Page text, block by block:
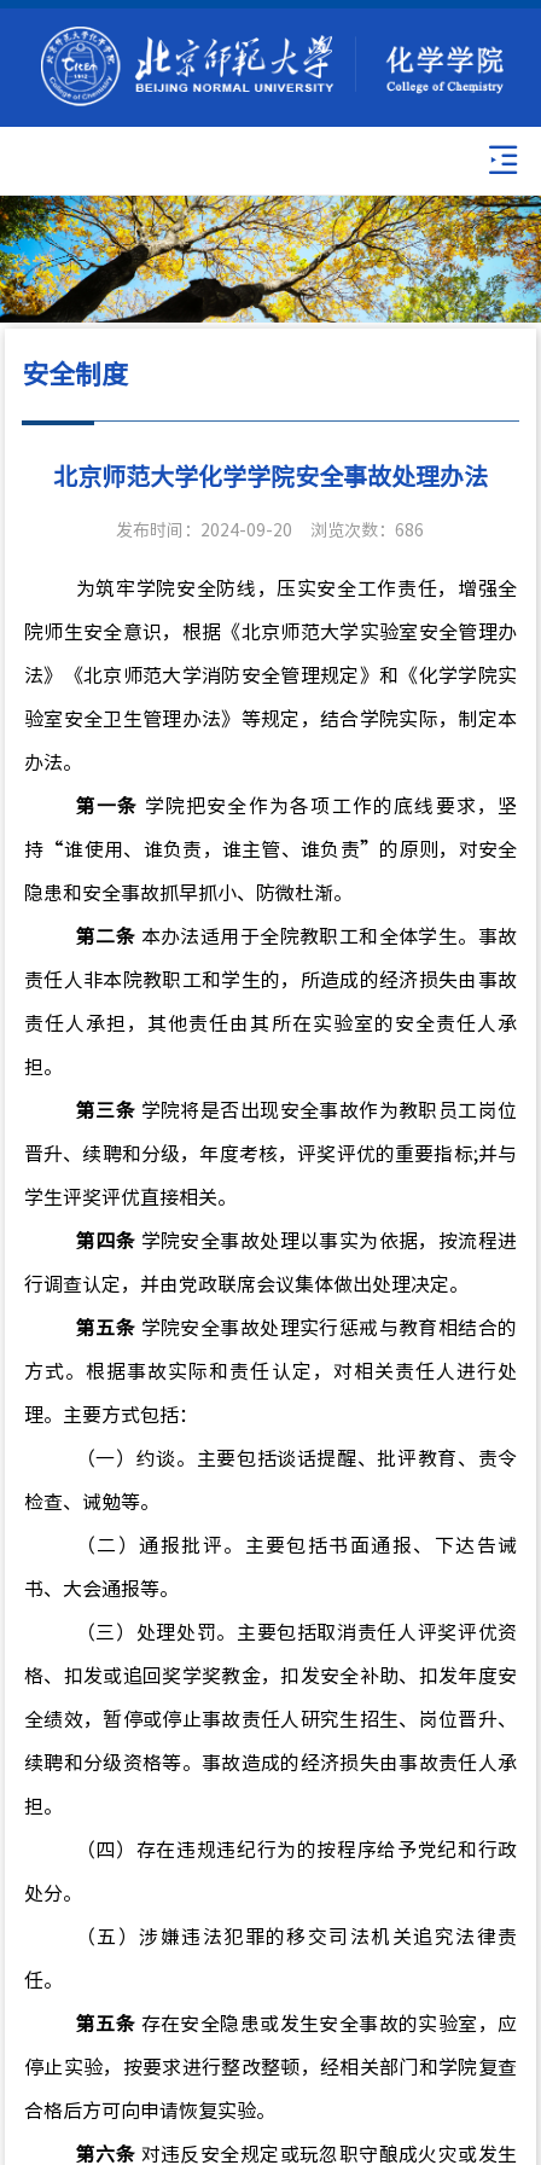
安全制度
北京师范大学化学学院安全事故处理办法
发布时间：2024-09-20 浏览次数：686
为筑牢学院安全防线，压实安全工作责任，增强全
院师生安全意识，根据 《北京师范大学实验室安全管理办
法》《北京师范大学消防安全管理规定》和《化学学院实
验室安全卫生管理办法》等规定，结合学院实际，制定本
办法。
第一条 学院把安全作为各项工作的底线要求，坚
持“谁使用、谁负责，谁主管、谁负责”的原则，对安全
隐患和安全事故抓早抓小、防微杜渐。
第二条 本办法适用于全院教职工和全体学生。事故
责任人非本院教职工和学生的，所造成的经济损失由事故
责任人承担，其他责任由其所在实验室的安全责任人承
担。
第三条 学院将是否出现安全事故作为教职员工岗位
晋升、续聘和分级，年度考核，评奖评优的重要指标;并与
学生评奖评优直接相关。
第四条 学院安全事故处理以事实为依据，按流程进
行调查认定，并由党政联席会议集体做出处理决定。
第五条 学院安全事故处理实行惩戒与教育相结合的
方式。根据事故实际和责任认定，对相关责任人进行处
理。主要方式包括：
（一）约谈。主要包括谈话提醒、批评教育、责令
检查、诫勉等。
（二）通报批评。主要包括书面通报、下达告诫
书、大会通报等。
（三）处理处罚。主要包括取消责任人评奖评优资
格、扣发或追回奖学奖教金，扣发安全补助、扣发年度安
全绩效，暂停或停止事故责任人研究生招生、岗位晋升、
续聘和分级资格等。事故造成的经济损失由事故责任人承
担。
（四）存在违规违纪行为的按程序给予党纪和行政
处分。
（五）涉嫌违法犯罪的移交司法机关追究法律责
任。
第五条 存在安全隐患或发生安全事故的实验室，应
停止实验，按要求进行整改整顿，经相关部门和学院复查
合格后方可向申请恢复实验。
第六条 对违反安全规定或玩忽职守酿成火灾或发生